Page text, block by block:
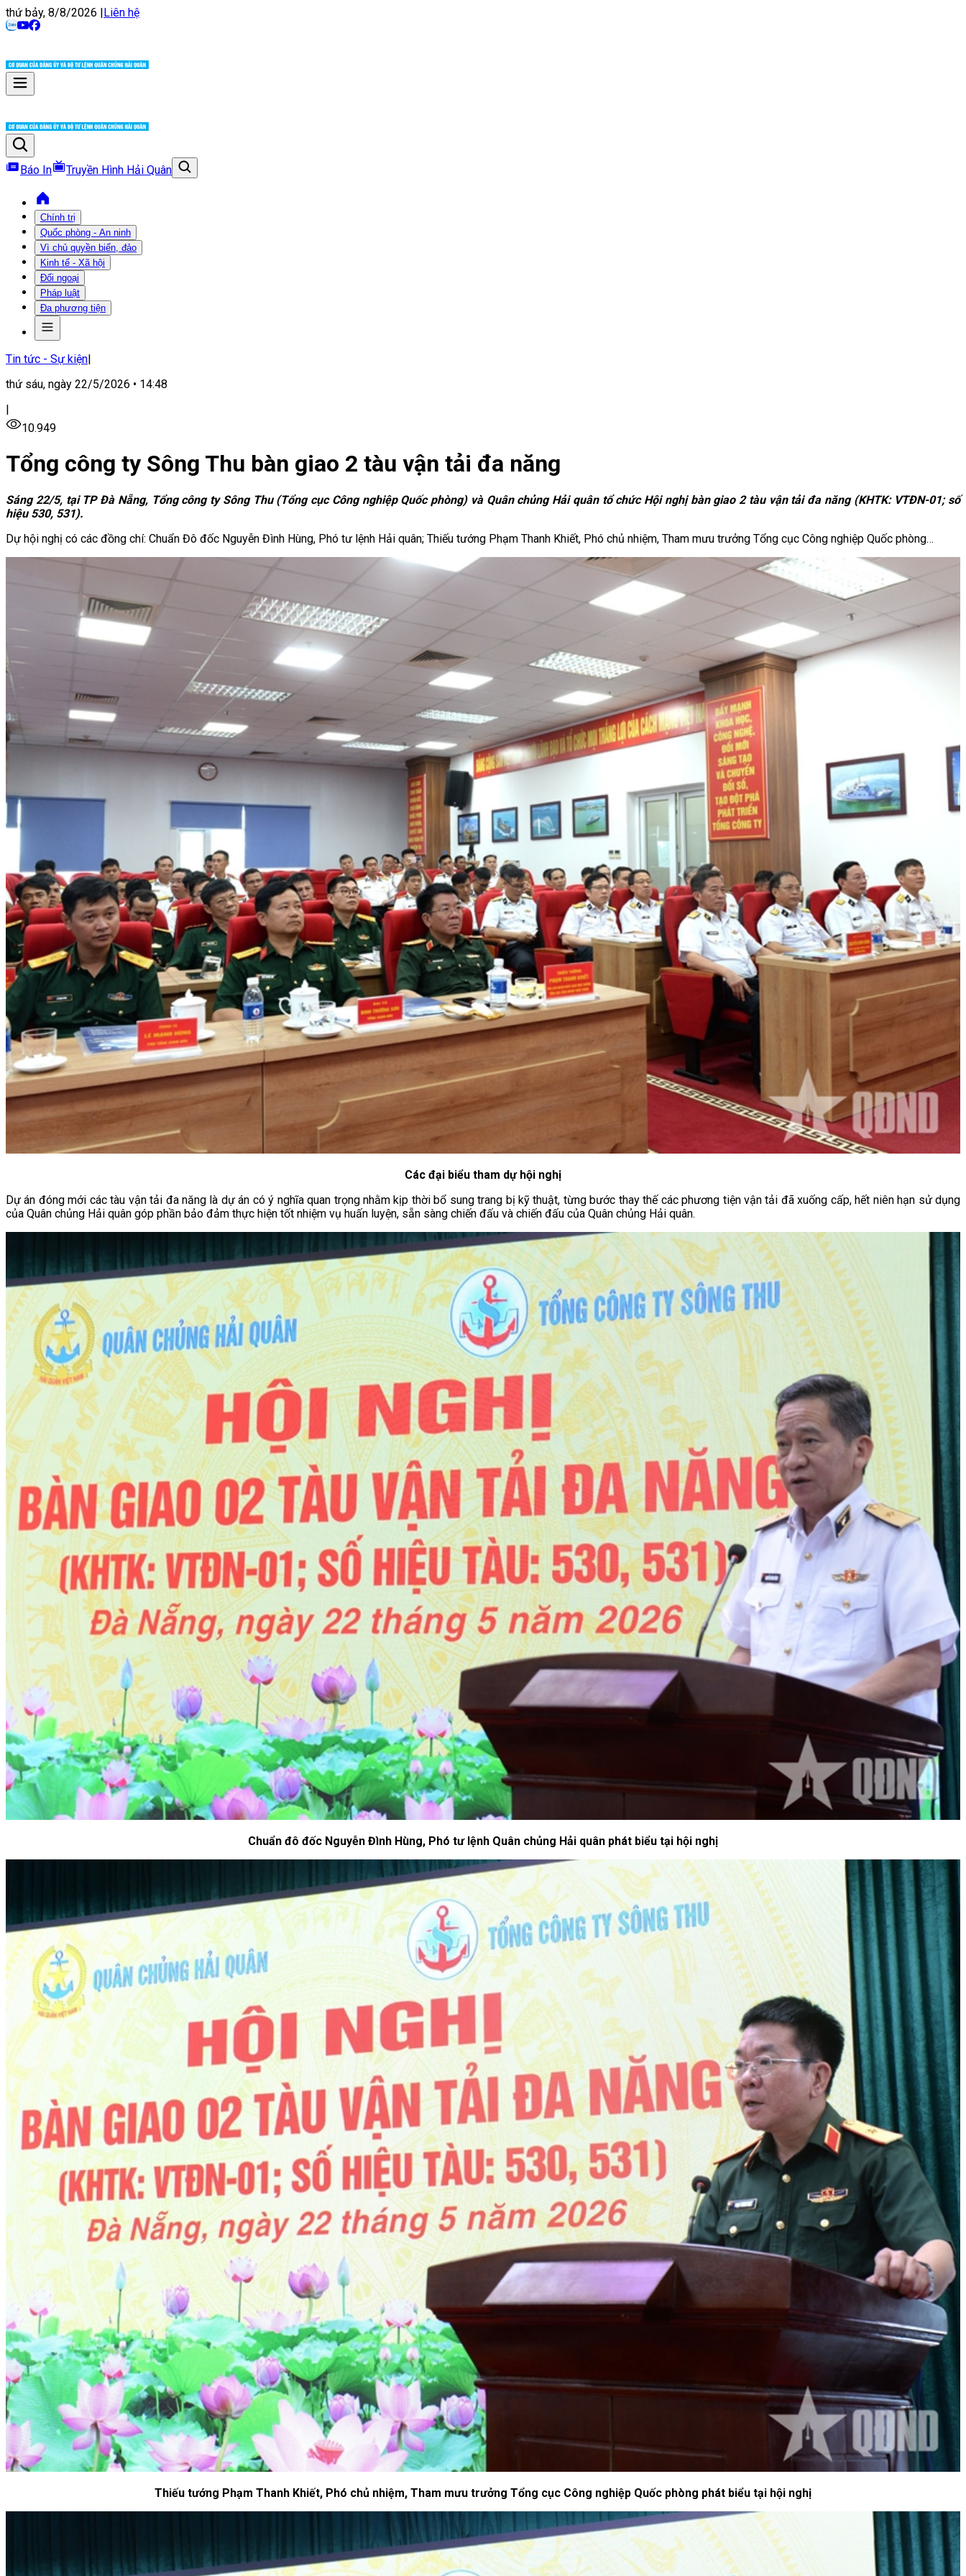
thứ bảy, 8/8/2026 |Liên hệ
Báo In Truyền Hình Hải Quân
Chính trị
Quốc phòng - An ninh
Vì chủ quyền biển, đảo
Kinh tế - Xã hội
Đối ngoại
Pháp luật
Đa phương tiện
Tin tức - Sự kiện|
thứ sáu, ngày 22/5/2026 • 14:48
|
10.949
Tổng công ty Sông Thu bàn giao 2 tàu vận tải đa năng
Sáng 22/5, tại TP Đà Nẵng, Tổng công ty Sông Thu (Tổng cục Công nghiệp Quốc phòng) và Quân chủng Hải quân tổ chức Hội nghị bàn giao 2 tàu vận tải đa năng (KHTK: VTĐN-01; số
hiệu 530, 531).
Dự hội nghị có các đồng chí: Chuẩn Đô đốc Nguyễn Đình Hùng, Phó tư lệnh Hải quân; Thiếu tướng Phạm Thanh Khiết, Phó chủ nhiệm, Tham mưu trưởng Tổng cục Công nghiệp Quốc phòng…
Các đại biểu tham dự hội nghị
Dự án đóng mới các tàu vận tải đa năng là dự án có ý nghĩa quan trọng nhằm kịp thời bổ sung trang bị kỹ thuật, từng bước thay thế các phương tiện vận tải đã xuống cấp, hết niên hạn sử dụng
của Quân chủng Hải quân góp phần bảo đảm thực hiện tốt nhiệm vụ huấn luyện, sẵn sàng chiến đấu và chiến đấu của Quân chủng Hải quân.
Chuẩn đô đốc Nguyễn Đình Hùng, Phó tư lệnh Quân chủng Hải quân phát biểu tại hội nghị
Thiếu tướng Phạm Thanh Khiết, Phó chủ nhiệm, Tham mưu trưởng Tổng cục Công nghiệp Quốc phòng phát biểu tại hội nghị